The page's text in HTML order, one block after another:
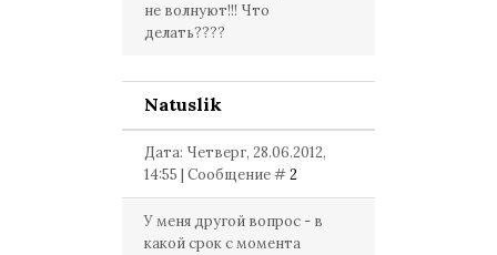
не волнуют!!! Что
делать????
Natuslik
Дата: Четверг, 28.06.2012,
14:55 | Сообщение #2
У меня другой вопрос - в
какой срок с момента